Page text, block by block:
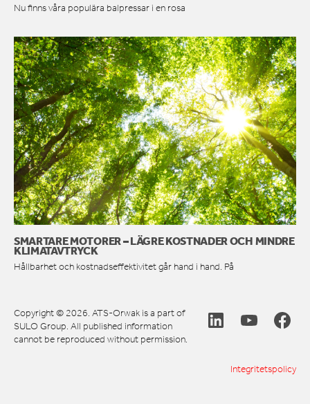
Nu finns våra populära balpressar i en rosa
SMARTARE MOTORER – LÄGRE KOSTNADER OCH MINDRE
KLIMATAVTRYCK
Hållbarhet och kostnadseffektivitet går hand i hand. På
Copyright © 2026. ATS-Orwak is a part of
SULO Group. All published information
cannot be reproduced without permission.
Integritetspolicy